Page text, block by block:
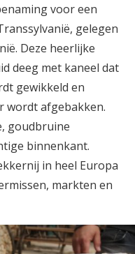
voor een
gelegen
Deze heerlijke
deeg met kaneel dat
gewikkeld en
wordt afgebakken.
goudbruine
binnenkant.
in heel Europa
markten en